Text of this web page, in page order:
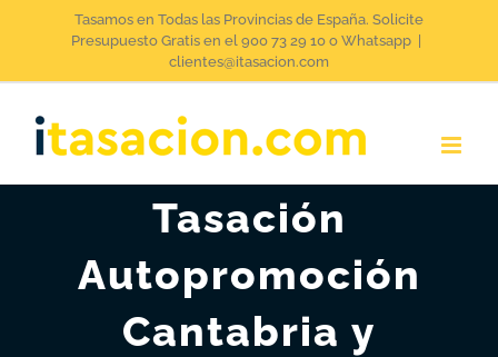
Tasamos en Todas las Provincias de España. Solicite
Presupuesto Gratis en el 900 73 29 10 o Whatsapp
clientes@itasacion.com
Tasación
Autopromoción
Cantabria y